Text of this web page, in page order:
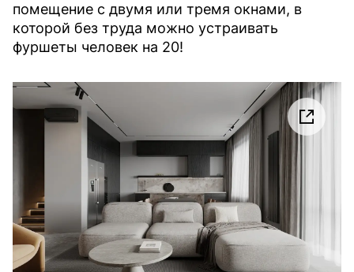
помещение с двумя или тремя окнами, в
которой без труда можно устраивать
фуршеты человек на 20!